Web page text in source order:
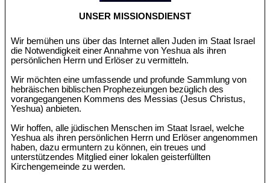
UNSER MISSIONSDIENST
Wir bemühen uns über das Internet allen Juden im Staat Israel
die Notwendigkeit einer Annahme von Yeshua als ihren
persönlichen Herrn und Erlöser zu vermitteln.
Wir möchten eine umfassende und profunde Sammlung von
hebräischen biblischen Prophezeiungen bezüglich des
vorangegangenen Kommens des Messias (Jesus Christus,
Yeshua) anbieten.
Wir hoffen, alle jüdischen Menschen im Staat Israel, welche
Yeshua als ihren persönlichen Herrn und Erlöser angenommen
haben, dazu ermuntern zu können, ein treues und
unterstützendes Mitglied einer lokalen geisterfüllten
Kirchengemeinde zu werden.